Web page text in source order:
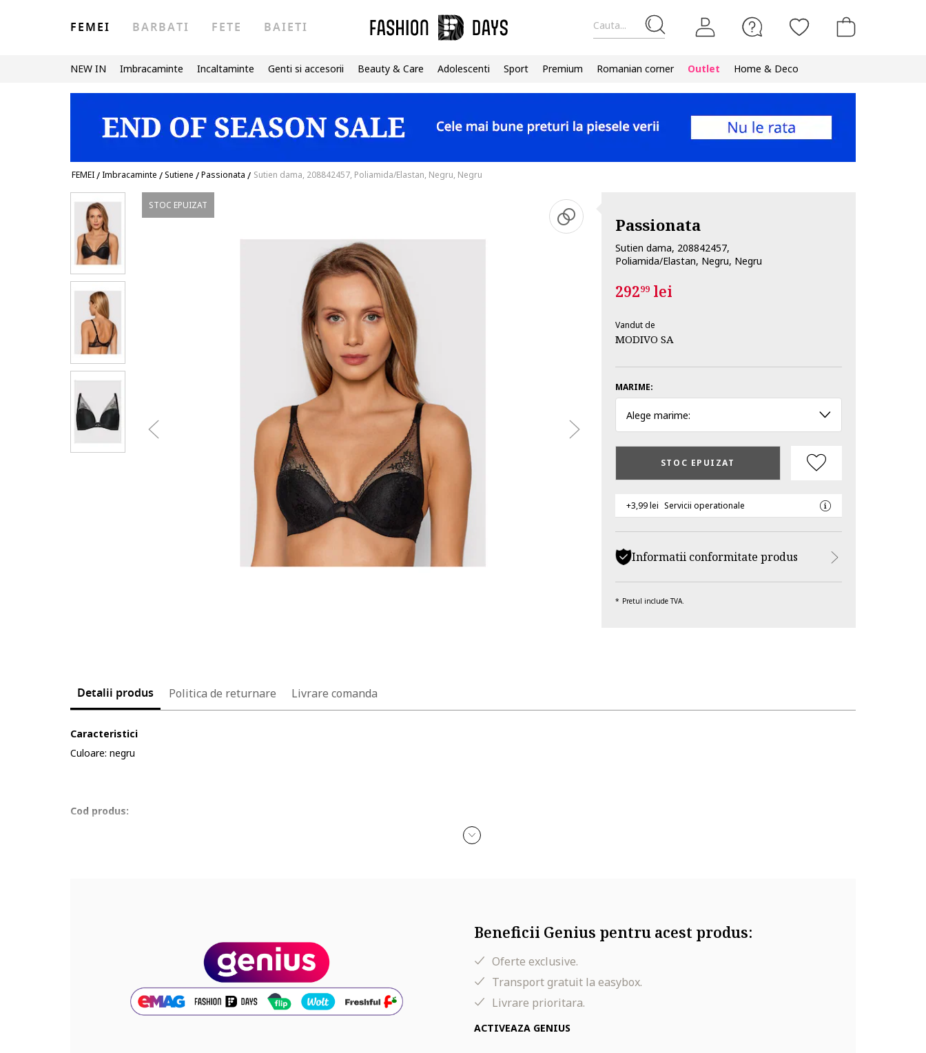
Cauta...
FEMEI BARBATI FETE BAIETI
NEW IN Imbracaminte Incaltaminte Genti si accesorii Beauty & Care Adolescenti Sport Premium Romanian corner Outlet Home & Deco
FEMEI/Imbracaminte /Sutiene /Passionata / Sutien dama, 208842457, Poliamida/Elastan, Negru, Negru
STOC EPUIZAT
Passionata
Sutien dama, 208842457,
Poliamida/Elastan, Negru, Negru
29299lei
Vandut de
MODIVO SA
MARIME:
Alege marime:
STOC EPUIZAT
+3,99 lei Servicii operationale
Informatii conformitate produs
Pretul include TVA.
Detalii produs Politica de returnare Livrare comanda
Caracteristici
Culoare: negru
Cod produs:
Beneficii Genius pentru acest produs:
Oferte exclusive.
Transport gratuit la easybox.
Livrare prioritara.
ACTIVEAZA GENIUS